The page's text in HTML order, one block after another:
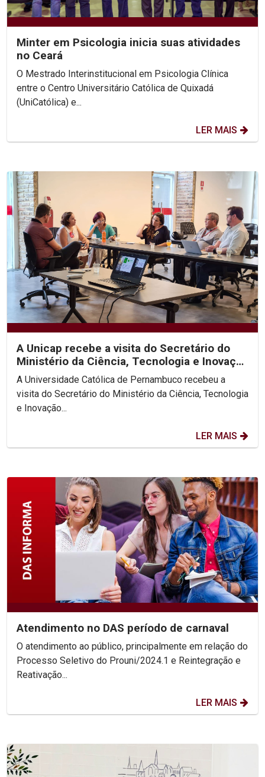
Minter em Psicologia inicia suas atividades
no Ceará
O Mestrado Interinstitucional em Psicologia Clínica
entre o Centro Universitário Católica de Quixadá
(UniCatólica) e...
LER MAIS
A Unicap recebe a visita do Secretário do
Ministério da Ciência, Tecnologia e Inovação
(MCTI)
A Universidade Católica de Pernambuco recebeu a
visita do Secretário do Ministério da Ciência, Tecnologia
e Inovação...
LER MAIS
Atendimento no DAS período de carnaval
O atendimento ao público, principalmente em relação do
Processo Seletivo do Prouni/2024.1 e Reintegração e
Reativação...
LER MAIS